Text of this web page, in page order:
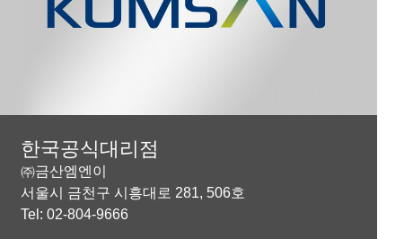
한국공식대리점
㈜금산엠엔이
서울시 금천구 시흥대로 281, 506호
Tel: 02-804-9666